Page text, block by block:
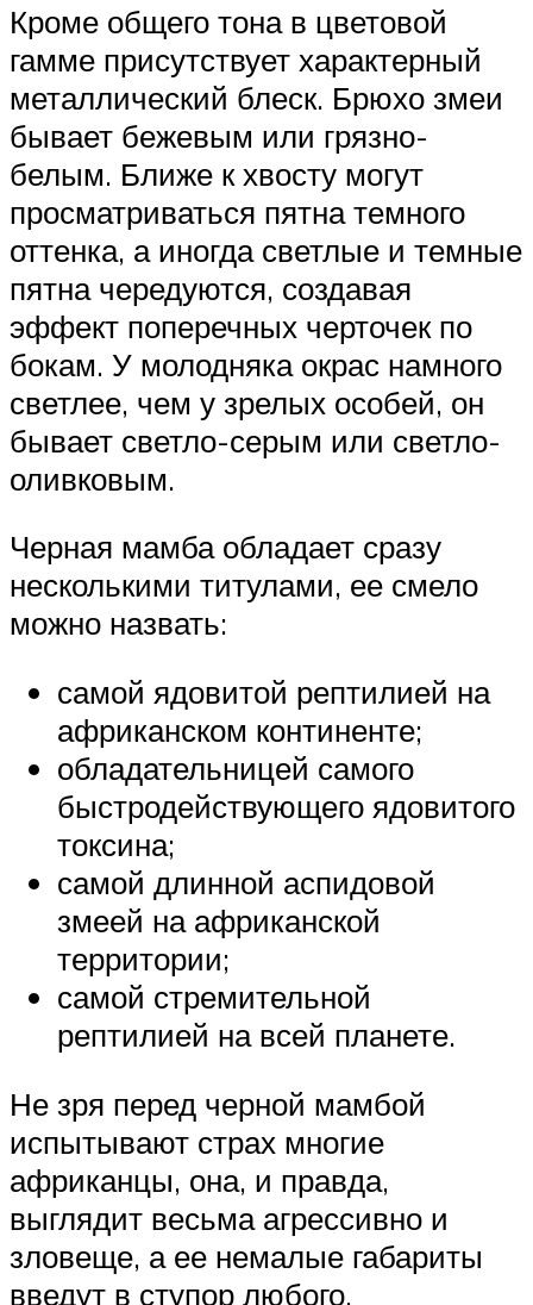
Кроме общего тона в цветовой
гамме присутствует характерный
металлический блеск. Брюхо змеи
бывает бежевым или грязно-
белым. Ближе к хвосту могут
просматриваться пятна темного
оттенка, а иногда светлые и темные
пятна чередуются, создавая
эффект поперечных черточек по
бокам. У молодняка окрас намного
светлее, чем у зрелых особей, он
бывает светло-серым или светло-
оливковым.
Черная мамба обладает сразу
несколькими титулами, ее смело
можно назвать:
самой ядовитой рептилией на
африканском континенте;
обладательницей самого
быстродействующего ядовитого
токсина;
самой длинной аспидовой
змеей на африканской
территории;
самой стремительной
рептилией на всей планете.
Не зря перед черной мамбой
испытывают страх многие
африканцы, она, и правда,
выглядит весьма агрессивно и
зловеще, а ее немалые габариты
введут в ступор любого.